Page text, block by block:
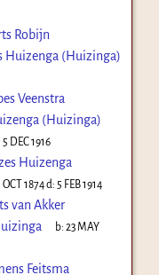
Robijn
Huizenga (Huizinga)
Veenstra
(Huizinga)
5 DEC 1916
Huizenga
OCT 1874d: 5 FEB 1914
van Akker
b:23 MAY
Feitsma